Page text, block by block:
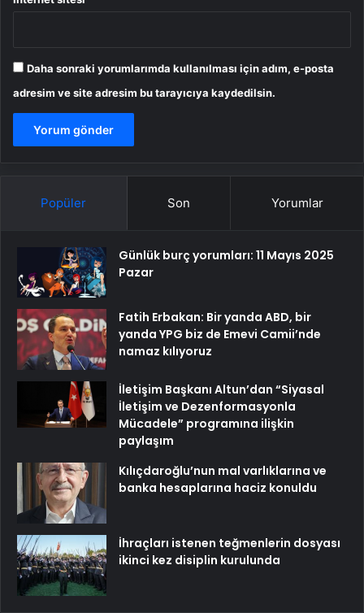
Daha sonraki yorumlarımda kullanılması için adım, e-posta
adresim ve site adresim bu tarayıcıya kaydedilsin.
Popüler Son Yorumlar
Günlük burç yorumları: 11 Mayıs 2025
Pazar
Fatih Erbakan: Bir yanda ABD, bir
yanda YPG biz de Emevi Camii’nde
namaz kılıyoruz
İletişim Başkanı Altun’dan “Siyasal
İletişim ve Dezenformasyonla
Mücadele” programına ilişkin
paylaşım
Kılıçdaroğlu’nun mal varlıklarına ve
banka hesaplarına haciz konuldu
İhraçları istenen teğmenlerin dosyası
ikinci kez disiplin kurulunda